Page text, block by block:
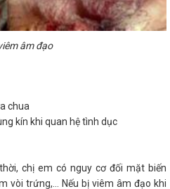
âm đạo
chua
kín khi quan hệ tình dục
chị em có nguy cơ đối mặt biến
vòi trứng,... Nếu bị viêm âm đạo khi